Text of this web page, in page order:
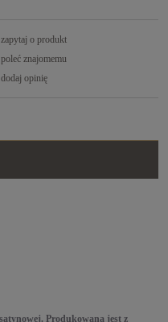
zapytaj o produkt
poleć znajomemu
dodaj opinię
płatności
Produkowana jest z